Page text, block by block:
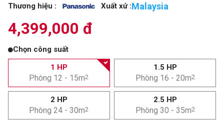
Thương hiệu : Xuất xứ :Malaysia
4,399,000 đ
Chọn công suất
1 HP
Phòng 12 - 15m2
1.5 HP
Phòng 16 - 20m2
2 HP
Phòng 24 - 30m2
2.5 HP
Phòng 30 - 35m2